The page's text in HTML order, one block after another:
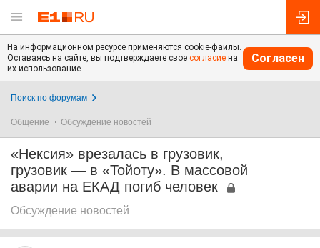
На информационном ресурсе применяются cookie-файлы.
Оставаясь на сайте, вы подтверждаете свое согласие на
их использование.
Согласен
Поиск по форумам
Общение Обсуждение новостей
«Нексия» врезалась в грузовик,
грузовик — в «Тойоту». В массовой
аварии на ЕКАД погиб человек
Обсуждение новостей